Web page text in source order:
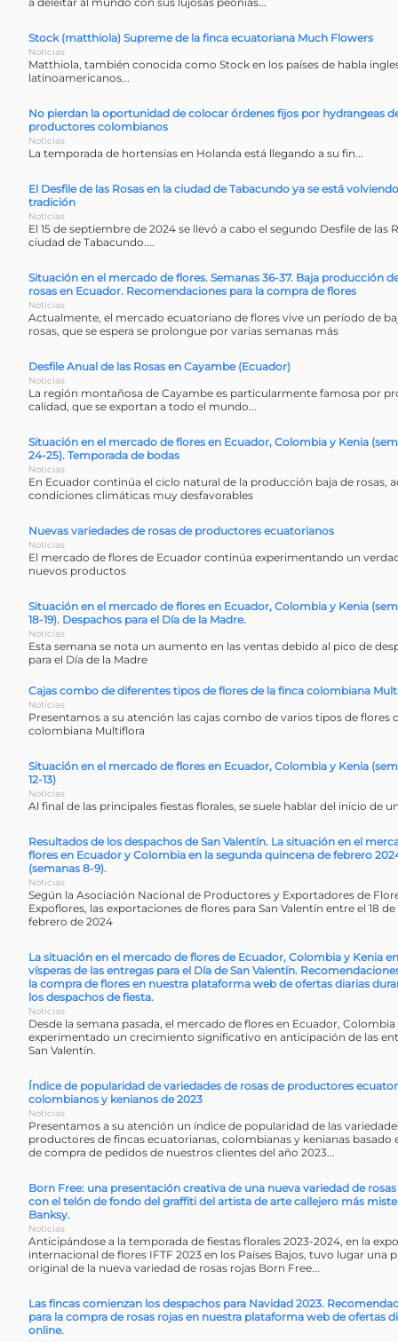
Stock (matthiola) Supreme de la finca ecuatoriana Much Flowers
Noticias
Matthiola, también conocida como Stock en los países de habla
latinoamericanos...
No pierdan la oportunidad de colocar órdenes fijos por hydrangeas
productores colombianos
Noticias
La temporada de hortensias en Holanda está llegando a su fin...
El Desfile de las Rosas en la ciudad de Tabacundo ya se está volviendo
tradición
Noticias
El 15 de septiembre de 2024 se llevó a cabo el segundo Desfile de las
ciudad de Tabacundo....
Situación en el mercado de flores. Semanas 36-37. Baja producción
rosas en Ecuador. Recomendaciones para la compra de flores
Noticias
Actualmente, el mercado ecuatoriano de flores vive un período de
rosas, que se espera se prolongue por varias semanas más
Desfile Anual de las Rosas en Cayambe (Ecuador)
Noticias
La región montañosa de Cayambe es particularmente famosa por
calidad, que se exportan a todo el mundo...
Situación en el mercado de flores en Ecuador, Colombia y Kenia
24-25). Temporada de bodas
Noticias
En Ecuador continúa el ciclo natural de la producción baja de rosas,
condiciones climáticas muy desfavorables
Nuevas variedades de rosas de productores ecuatorianos
Noticias
El mercado de flores de Ecuador continúa experimentando un
nuevos productos
Situación en el mercado de flores en Ecuador, Colombia y Kenia
18-19). Despachos para el Día de la Madre.
Noticias
Esta semana se nota un aumento en las ventas debido al pico de
para el Día de la Madre
Cajas combo de diferentes tipos de flores de la finca colombiana
Noticias
Presentamos a su atención las cajas combo de varios tipos de flores
colombiana Multiflora
Situación en el mercado de flores en Ecuador, Colombia y Kenia
12-13)
Noticias
Al final de las principales fiestas florales, se suele hablar del inicio de
Resultados de los despachos de San Valentín. La situación en el
flores en Ecuador y Colombia en la segunda quincena de febrero
(semanas 8-9).
Noticias
Según la Asociación Nacional de Productores y Exportadores de
Expoflores, las exportaciones de flores para San Valentín entre el 18 de
febrero de 2024
La situación en el mercado de flores de Ecuador, Colombia y Kenia en
vísperas de las entregas para el Día de San Valentín.
la compra de flores en nuestra plataforma web de ofertas diarias
los despachos de fiesta.
Noticias
Desde la semana pasada, el mercado de flores en Ecuador, Colombia
experimentado un crecimiento significativo en anticipación de las
San Valentín.
Índice de popularidad de variedades de rosas de productores
colombianos y kenianos de 2023
Noticias
Presentamos a su atención un índice de popularidad de las
productores de fincas ecuatorianas, colombianas y kenianas basado
de compra de pedidos de nuestros clientes del año 2023...
Born Free: una presentación creativa de una nueva variedad de
con el telón de fondo del graffiti del artista de arte callejero más
Banksy.
Noticias
Anticipándose a la temporada de fiestas florales 2023-2024, en la
internacional de flores IFTF 2023 en los Países Bajos, tuvo lugar una
original de la nueva variedad de rosas rojas Born Free...
Las fincas comienzan los despachos para Navidad 2023.
para la compra de rosas rojas en nuestra plataforma web de ofertas
online.